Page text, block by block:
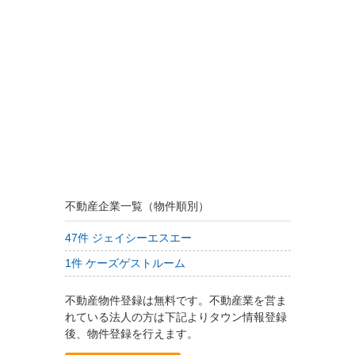
不動産企業一覧（物件順別）
47件 ジェイシーエスエー
1件 ケーズゲストルーム
不動産物件登録は無料です。不動産業を営ま
れている法人の方は下記よりタウン情報登録
後、物件登録を行えます。